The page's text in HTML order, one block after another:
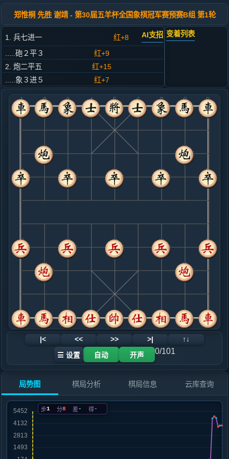
郑惟桐 先胜 谢靖 - 第30届五羊杯全国象棋冠军赛预赛B组 第1轮
1. 兵七进一 红+8 AI支招
.....砲２平３
红+9
2. 炮二平五
红+15
.....象３进５
红+7
3. 马二进三
红+4
.....卒３进１
红+12
4. 相七进九
红+3
.....卒３进１
红+6
5. 车一平二
红+6
.....卒３进１
6. 马八进六
红+1
炮五进四
.....卒３进１
红+3
7. 炮五进四
红+2
8. 炮八进四
红+15
炮八进二
.....马８进７
红+44
马２进４
9. 炮五平六
红+8
炮五退二
.....车９平８
10. 兵五进一
黑+2
车二进六
.....砲８进４
红+30
马２进１
红+10
.....马２进４
红+7
12. 兵五进一
黑+7
车九平八
黑+1
马４进３
黑+217
车九平八
.....砲８退２
黑+40
车１平３
14. 兵五平六
黑+507
仕四进五
.....车１平２
黑+596
15. 车九平八
黑+578
.....砲８退１
16. 炮八进二
.....砲８平５
变着列表
|< << >> >| ↑↓
☰ 设置 自动 开声 0/101
局势图 棋局分析 棋局信息 云库查询
步1 分8 差- 得-